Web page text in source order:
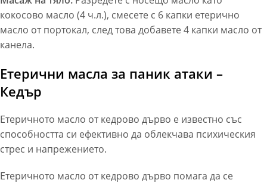
кокосово масло (4 ч.л.), смесете с 6 капки етерично
масло от портокал, след това добавете 4 капки масло от
канела.
Етерични масла за паник атаки –
Кедър
Етеричното масло от кедрово дърво е известно със
способността си ефективно да облекчава психическия
стрес и напрежението.
Етеричното масло от кедрово дърво помага да се